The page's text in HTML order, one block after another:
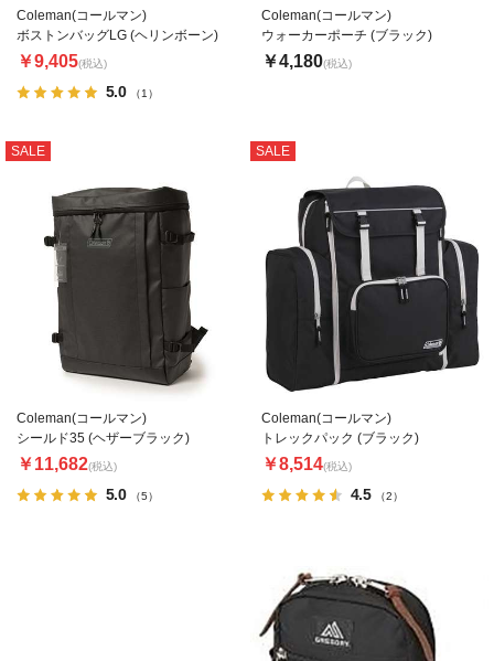
5.0 （1）
Coleman(コールマン)
ボストンバッグLG (ヘリンボーン)
￥9,405(税込)
Coleman(コールマン)
ウォーカーポーチ (ブラック)
￥4,180(税込)
SALE
5.0 （5）
Coleman(コールマン)
シールド35 (ヘザーブラック)
￥11,682(税込)
SALE
4.5 （2）
Coleman(コールマン)
トレックパック (ブラック)
￥8,514(税込)